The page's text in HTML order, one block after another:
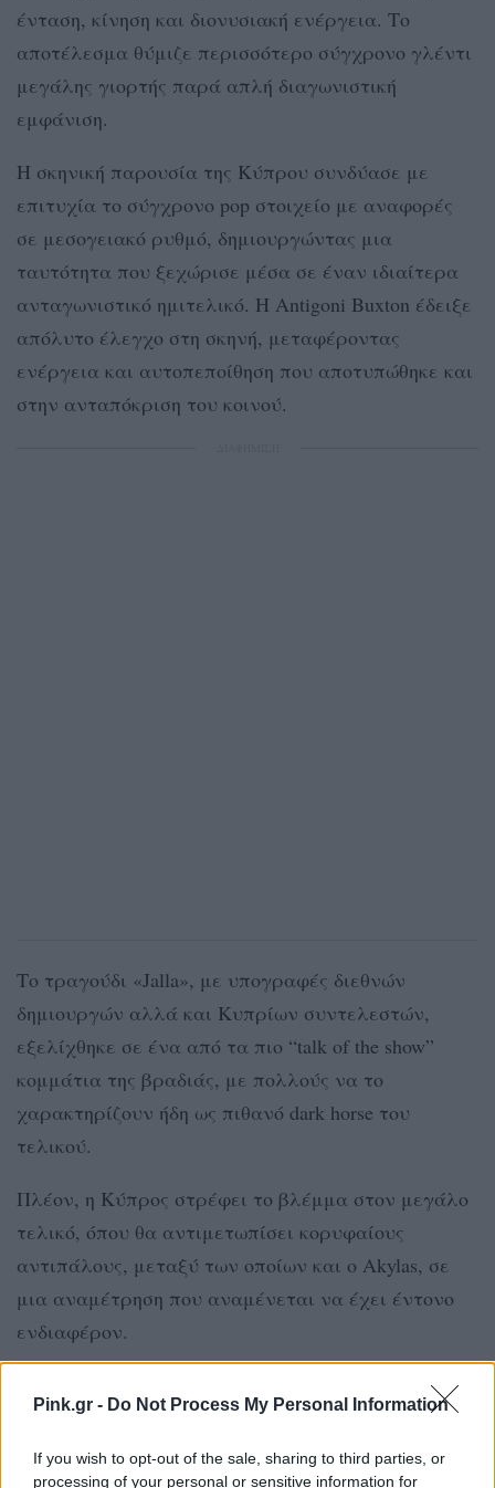
Pink.gr - Do Not Process My Personal Information
If you wish to opt-out of the sale, sharing to third parties, or
processing of your personal or sensitive information for
ένταση, κίνηση και διονυσιακή ενέργεια. Το
αποτέλεσμα θύμιζε περισσότερο σύγχρονο γλέντι
μεγάλης γιορτής παρά απλή διαγωνιστική
εμφάνιση.
Η σκηνική παρουσία της Κύπρου συνδύασε με
επιτυχία το σύγχρονο pop στοιχείο με αναφορές
σε μεσογειακό ρυθμό, δημιουργώντας μια
ταυτότητα που ξεχώρισε μέσα σε έναν ιδιαίτερα
ανταγωνιστικό ημιτελικό. Η Antigoni Buxton έδειξε
απόλυτο έλεγχο στη σκηνή, μεταφέροντας
ενέργεια και αυτοπεποίθηση που αποτυπώθηκε και
στην ανταπόκριση του κοινού.
Το τραγούδι «Jalla», με υπογραφές διεθνών
δημιουργών αλλά και Κυπρίων συντελεστών,
εξελίχθηκε σε ένα από τα πιο “talk of the show”
κομμάτια της βραδιάς, με πολλούς να το
χαρακτηρίζουν ήδη ως πιθανό dark horse του
τελικού.
Πλέον, η Κύπρος στρέφει το βλέμμα στον μεγάλο
τελικό, όπου θα αντιμετωπίσει κορυφαίους
αντιπάλους, μεταξύ των οποίων και ο Akylas, σε
μια αναμέτρηση που αναμένεται να έχει έντονο
ενδιαφέρον.